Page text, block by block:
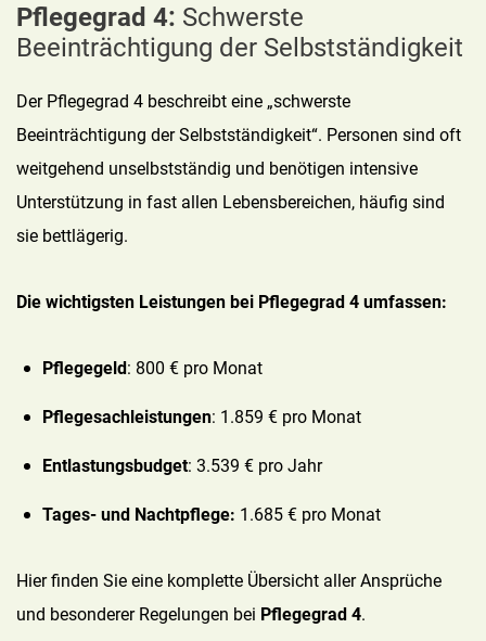
Pflegegrad 4: Schwerste
Beeinträchtigung der Selbstständigkeit
Der Pflegegrad 4 beschreibt eine „schwerste
Beeinträchtigung der Selbstständigkeit“. Personen sind oft
weitgehend unselbstständig und benötigen intensive
Unterstützung in fast allen Lebensbereichen, häufig sind
sie bettlägerig.
Die wichtigsten Leistungen bei Pflegegrad 4 umfassen:
Pflegegeld: 800 € pro Monat
Pflegesachleistungen: 1.859 € pro Monat
Entlastungsbudget: 3.539 € pro Jahr
Tages- und Nachtpflege: 1.685 € pro Monat
Hier finden Sie eine komplette Übersicht aller Ansprüche
und besonderer Regelungen bei Pflegegrad 4.